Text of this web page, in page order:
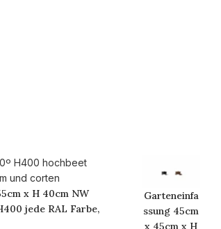
x H 40cm NW
jede RAL Farbe,
Garteneinfa
ssung 45cm
x 45cm x H